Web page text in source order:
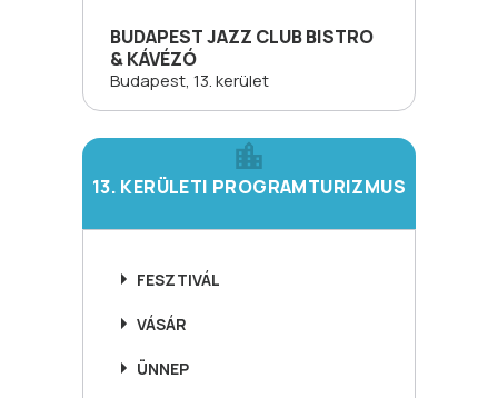
BUDAPEST JAZZ CLUB BISTRO
& KÁVÉZÓ
Budapest, 13. kerület
13. KERÜLETI PROGRAMTURIZMUS
FESZTIVÁL
VÁSÁR
ÜNNEP